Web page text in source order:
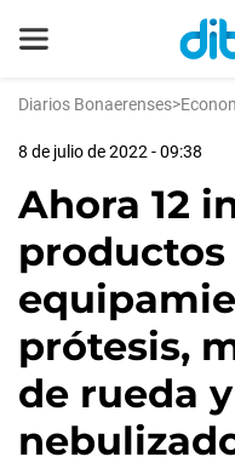
Diarios Bonaerenses>
8 de julio de 2022 - 09:38
Ahora 12
productos
prótesis,
de rueda y